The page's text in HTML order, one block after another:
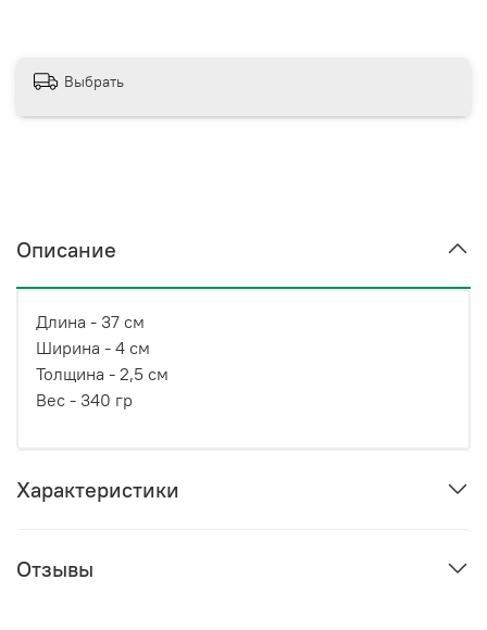
Выбрать
Описание
Длина - 37 cм
Ширина - 4 cм
Толщина - 2,5 см
Вес - 340 гр
Характеристики
Отзывы